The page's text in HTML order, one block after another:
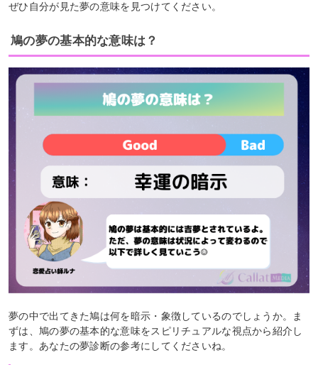
ぜひ自分が見た夢の意味を見つけてください。
鳩の夢の基本的な意味は？
夢の中で出てきた鳩は何を暗示・象徴しているのでしょうか。ま
ずは、鳩の夢の基本的な意味をスピリチュアルな視点から紹介し
ます。あなたの夢診断の参考にしてくださいね。